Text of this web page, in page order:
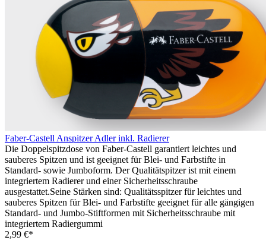
Faber-Castell Anspitzer Adler inkl. Radierer
Die Doppelspitzdose von Faber-Castell garantiert leichtes und
sauberes Spitzen und ist geeignet für Blei- und Farbstifte in
Standard- sowie Jumboform. Der Qualitätspitzer ist mit einem
integriertem Radierer und einer Sicherheitsschraube
ausgestattet.Seine Stärken sind: Qualitätsspitzer für leichtes und
sauberes Spitzen für Blei- und Farbstifte geeignet für alle gängigen
Standard- und Jumbo-Stiftformen mit Sicherheitsschraube mit
integriertem Radiergummi
2,99 €*